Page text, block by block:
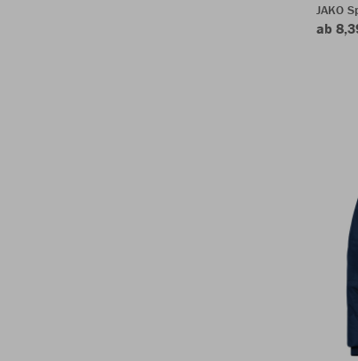
JAKO
ab